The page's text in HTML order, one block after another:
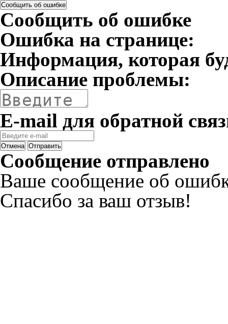
Сообщить об ошибке
Сообщить об ошибке
Ошибка на странице:
Информация, которая
Описание проблемы:
E-mail для обратной
Отмена Отправить
Сообщение отправлено
Ваше сообщение об
Спасибо за ваш отзыв!